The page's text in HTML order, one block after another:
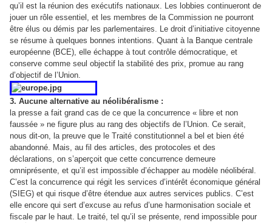
qu’il est la réunion des exécutifs nationaux. Les lobbies continueront de
jouer un rôle essentiel, et les membres de la Commission ne pourront
être élus ou démis par les parlementaires. Le droit d’initiative citoyenne
se résume à quelques bonnes intentions. Quant à la Banque centrale
européenne (BCE), elle échappe à tout contrôle démocratique, et
conserve comme seul objectif la stabilité des prix, promue au rang
d’objectif de l’Union.
3. Aucune alternative au néolibéralisme :
la presse a fait grand cas de ce que la concurrence « libre et non
faussée » ne figure plus au rang des objectifs de l’Union. Ce serait,
nous dit-on, la preuve que le Traité constitutionnel a bel et bien été
abandonné. Mais, au fil des articles, des protocoles et des
déclarations, on s’aperçoit que cette concurrence demeure
omniprésente, et qu’il est impossible d’échapper au modèle néolibéral.
C’est la concurrence qui régit les services d’intérêt économique général
(SIEG) et qui risque d’être étendue aux autres services publics. C’est
elle encore qui sert d’excuse au refus d’une harmonisation sociale et
fiscale par le haut. Le traité, tel qu’il se présente, rend impossible pour